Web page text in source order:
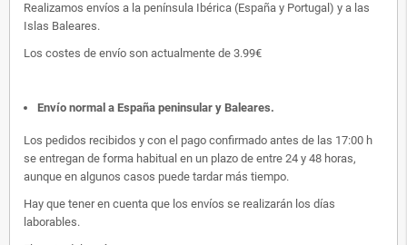
Realizamos envíos a la península Ibérica (España y Portugal) y a las
Islas Baleares.
Los costes de envío son actualmente de 3.99€
Envío normal a España peninsular y Baleares.
Los pedidos recibidos y con el pago confirmado antes de las 17:00 h
se entregan de forma habitual en un plazo de entre 24 y 48 horas,
aunque en algunos casos puede tardar más tiempo.
Hay que tener en cuenta que los envíos se realizarán los días
laborables.